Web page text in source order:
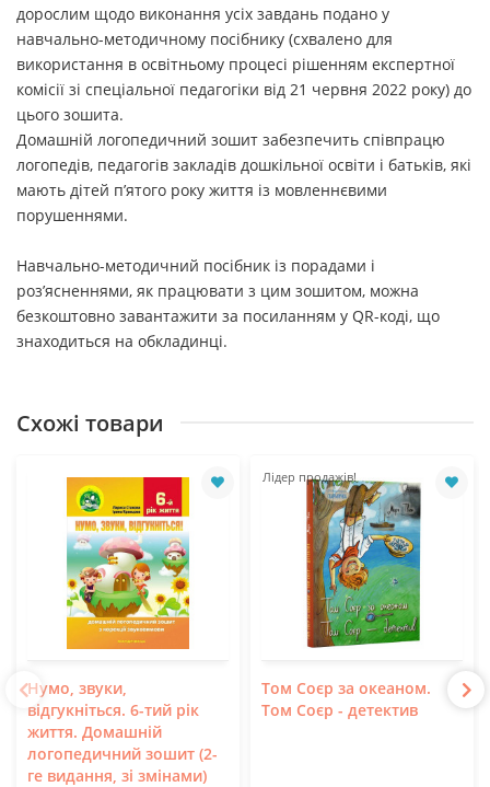
дорослим щодо виконання усіх завдань подано у
навчально-методичному посібнику (схвалено для
використання в освітньому процесі рішенням експертної
комісії зі спеціальної педагогіки від 21 червня 2022 року) до
цього зошита.
Домашній логопедичний зошит забезпечить співпрацю
логопедів, педагогів закладів дошкільної освіти і батьків, які
мають дітей п’ятого року життя із мовленнєвими
порушеннями.
Навчально-методичний посібник із порадами і
роз’ясненнями, як працювати з цим зошитом, можна
безкоштовно завантажити за посиланням у QR-коді, що
знаходиться на обкладинці.
Схожі товари
Нумо, звуки,
відгукніться. 6-тий рік
життя. Домашній
логопедичний зошит (2-
ге видання, зі змінами)
Лідер продажів!
Том Соєр за океаном.
Том Соєр - детектив